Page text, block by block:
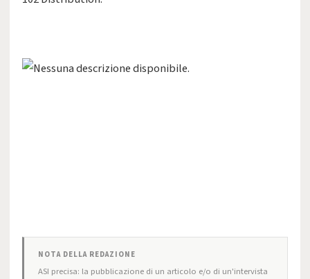
NOTA DELLA REDAZIONE
ASI precisa: la pubblicazione di un articolo e/o di un'intervista